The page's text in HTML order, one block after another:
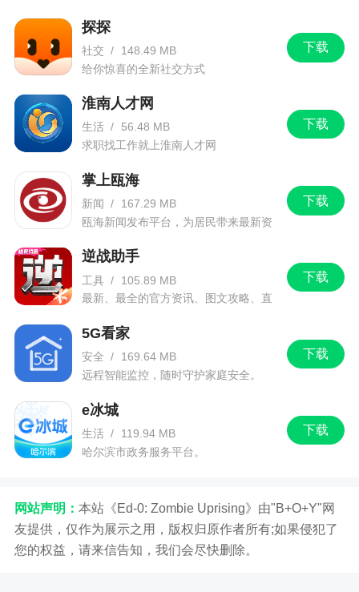
2、完善注册登录流程；
3、完善隐私政策内容；
5、修复其他已知的缺陷。
下载
探探
社交 /
148.49 MB
给你惊喜的全新社交方式
下载
淮南人才网
生活 /
56.48 MB
求职找工作就上淮南人才网
下载
掌上瓯海
新闻 /
167.29 MB
瓯海新闻发布平台，为居民带来最新资
下载
逆战助手
工具 /
105.89 MB
最新、最全的官方资讯、图文攻略、直
下载
5G看家
安全 /
169.64 MB
远程智能监控，随时守护家庭安全。
下载
e冰城
生活 /
119.94 MB
哈尔滨市政务服务平台。
网站声明： 本站《Ed-0: Zombie Uprising》由"B+O+Y"网
友提供，仅作为展示之用，版权归原作者所有;如果侵犯了
您的权益，请来信告知，我们会尽快删除。